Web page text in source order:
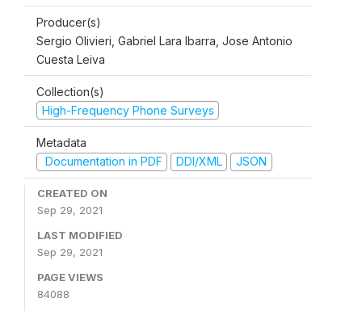
Producer(s)
Sergio Olivieri, Gabriel Lara Ibarra, Jose Antonio
Cuesta Leiva
Collection(s)
High-Frequency Phone Surveys
Metadata
Documentation in PDF
DDI/XML JSON
CREATED ON
Sep 29, 2021
LAST MODIFIED
Sep 29, 2021
PAGE VIEWS
84088